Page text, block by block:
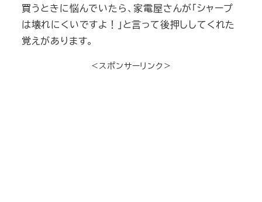
買うときに悩んでいたら、家電屋さんが「シャープ
は壊れにくいですよ！」と言って後押ししてくれた
覚えがあります。
＜スポンサーリンク＞